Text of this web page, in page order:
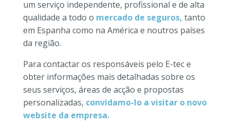
um serviço independente, profissional e de alta
qualidade a todo o mercado de seguros, tanto
em Espanha como na América e noutros países
da região.
Para contactar os responsáveis pelo E-tec e
obter informações mais detalhadas sobre os
seus serviços, áreas de acção e propostas
personalizadas, convidamo-lo a visitar o novo
website da empresa.